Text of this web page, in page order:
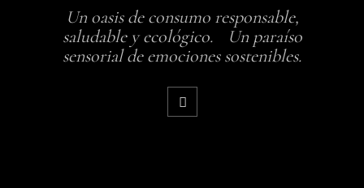
Un oasis de consumo responsable,
saludable y ecológico. Un paraíso
sensorial de emociones sostenibles.